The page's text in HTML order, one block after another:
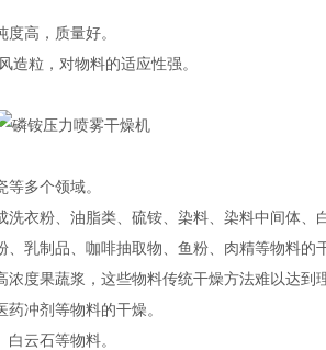
高，质量好。
造粒，对物料的适应性强。
多个领域。‌
衣粉、油脂类、硫铵、染料、染料中间体、
乳制品、咖啡抽取物、鱼粉、肉精等物料的
度果蔬浆，这些物料传统干燥方法难以达到
冲剂等物料的干燥‌。
云石等物料‌。